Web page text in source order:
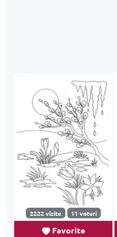
2222 vizite 11 voturi
Favorite